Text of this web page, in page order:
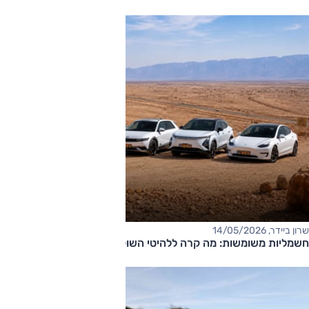
שרון ביידר, 14/05/2026
חשמליות משומשות: מה קרה ללהיטי השוק?